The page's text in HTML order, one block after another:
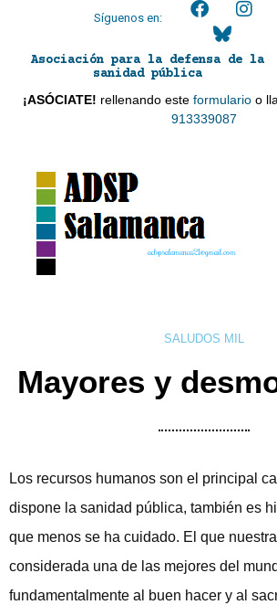
Síguenos en:
Asociación para la defensa de la
sanidad pública
¡ASÓCIATE! rellenando este formularioo
913339087
adspsalamanca21@gmail.com
SALUDOS MIL
Mayores y
Los recursos humanos son el principal
dispone la sanidad pública, también es
que menos se ha cuidado. El que
considerada una de las mejores del
fundamentalmente al buen hacer y al